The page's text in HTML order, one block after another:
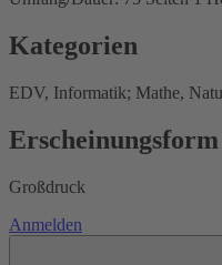
Kategorien
EDV, Informatik; Mathe,
Erscheinungsform
Großdruck
Anmelden